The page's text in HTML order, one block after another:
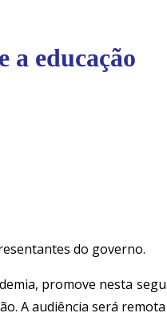
a educação
do governo.
promove nesta
A audiência será